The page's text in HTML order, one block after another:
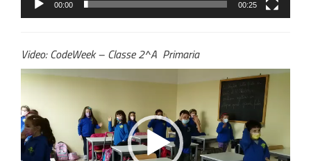
00:00 00:25
Video: CodeWeek – Classe 2^A Primaria
Video
Player